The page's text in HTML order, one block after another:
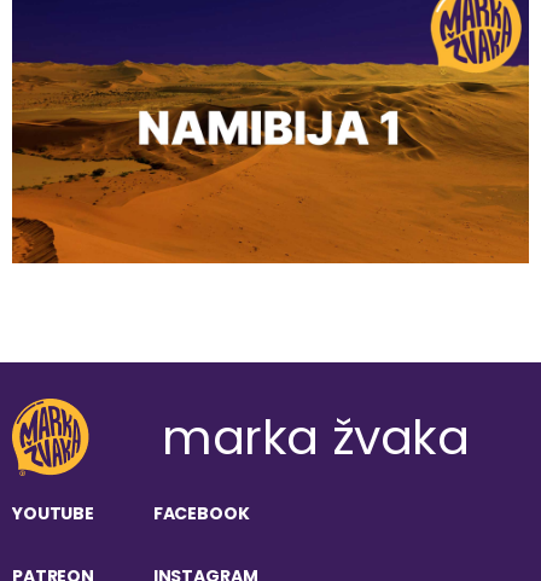
marka žvaka
YOUTUBE FACEBOOK
PATREON INSTAGRAM